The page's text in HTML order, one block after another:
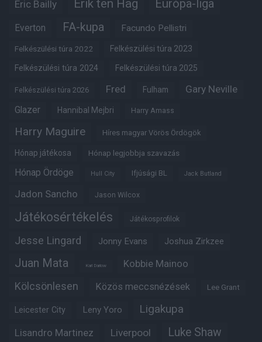
Eric Bailly Erik ten Hag Európa-liga
Everton FA-kupa Facundo Pellistri
Felkészülési túra 2022 Felkészülési túra 2023
Felkészülési túra 2024 Felkészülési túra 2025
Felkészülési túra 2026 Fred Fulham Gary Neville
Glazer Hannibal Mejbri Harry Amass
Harry Maguire Híres magyar Vörös Ördögök
Hónap játékosa Hónap legjobbja szavazás
Hónap Ördöge Hull City Ifjúsági BL Jack Butland
Jadon Sancho Jason Wilcox
Játékosértékelés Játékosprofilok
Jesse Lingard Jonny Evans Joshua Zirkzee
Juan Mata Karl Darlow Kobbie Mainoo
Kölcsönlesen Közös meccsnézések Lee Grant
Leicester City Leny Yoro Ligakupa
Lisandro Martinez Liverpool Luke Shaw